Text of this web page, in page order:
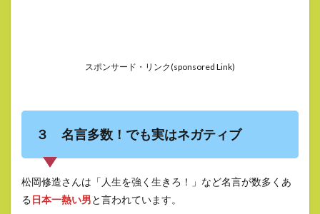
スポンサード・リンク(sponsored Link)
３ 名言多数！でも実はネガティブ
松岡修造さんは「人生を強く生きろ！」など名言が数多くあ
る日本一熱い男と言われています。